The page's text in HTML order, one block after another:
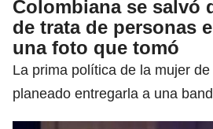
Colombiana se salvó
de trata de personas
una foto que tomó
La prima política de la mujer
planeado entregarla a una